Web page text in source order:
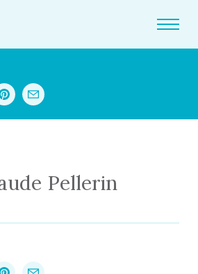
Pellerin